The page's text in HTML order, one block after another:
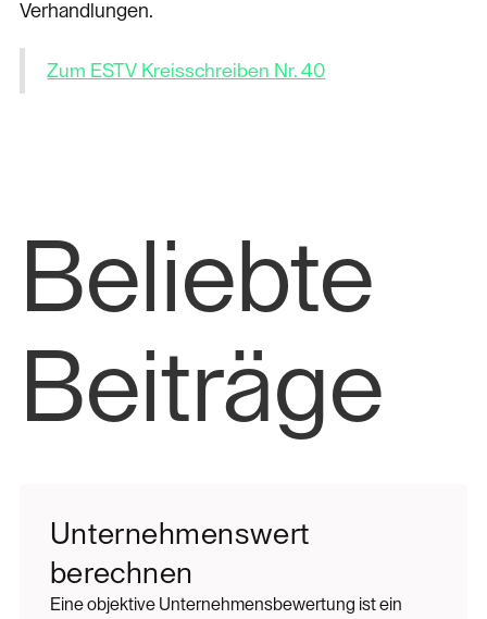
Verhandlungen.
Zum ESTV Kreisschreiben Nr. 40
Beliebte
Beiträge
Unternehmenswert
berechnen
Eine objektive Unternehmensbewertung ist ein